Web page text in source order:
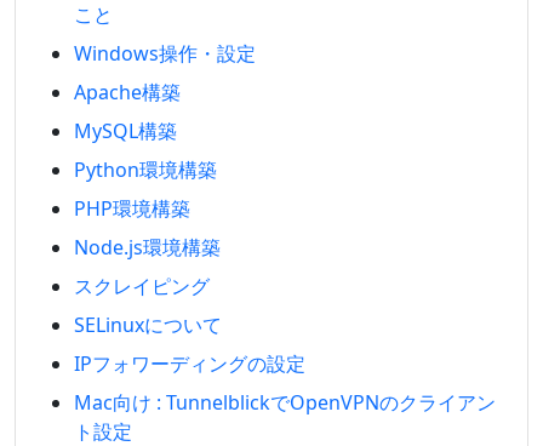
こと
Windows操作・設定
Apache構築
MySQL構築
Python環境構築
PHP環境構築
Node.js環境構築
スクレイピング
SELinuxについて
IPフォワーディングの設定
Mac向け : TunnelblickでOpenVPNのクライアン
ト設定